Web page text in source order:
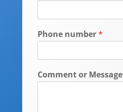
Phone number*
Comment or Message